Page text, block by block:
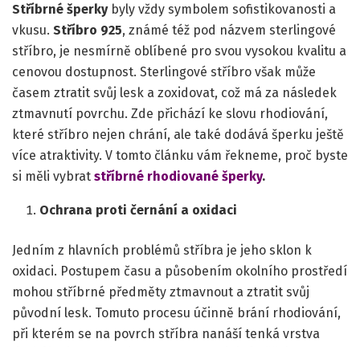
Stříbrné šperkybyly vždy symbolem sofistikovanosti a
vkusu. Stříbro 925, známé též pod názvem sterlingové
stříbro, je nesmírně oblíbené pro svou vysokou kvalitu a
cenovou dostupnost. Sterlingové stříbro však může
časem ztratit svůj lesk a zoxidovat, což má za následek
ztmavnutí povrchu. Zde přichází ke slovu rhodiování,
které stříbro nejen chrání, ale také dodává šperku ještě
více atraktivity. V tomto článku vám řekneme, proč byste
si měli vybrat stříbrné rhodiované šperky.
Ochrana proti černání a oxidaci
Jedním z hlavních problémů stříbra je jeho sklon k
oxidaci. Postupem času a působením okolního prostředí
mohou stříbrné předměty ztmavnout a ztratit svůj
původní lesk. Tomuto procesu účinně brání rhodiování,
při kterém se na povrch stříbra nanáší tenká vrstva